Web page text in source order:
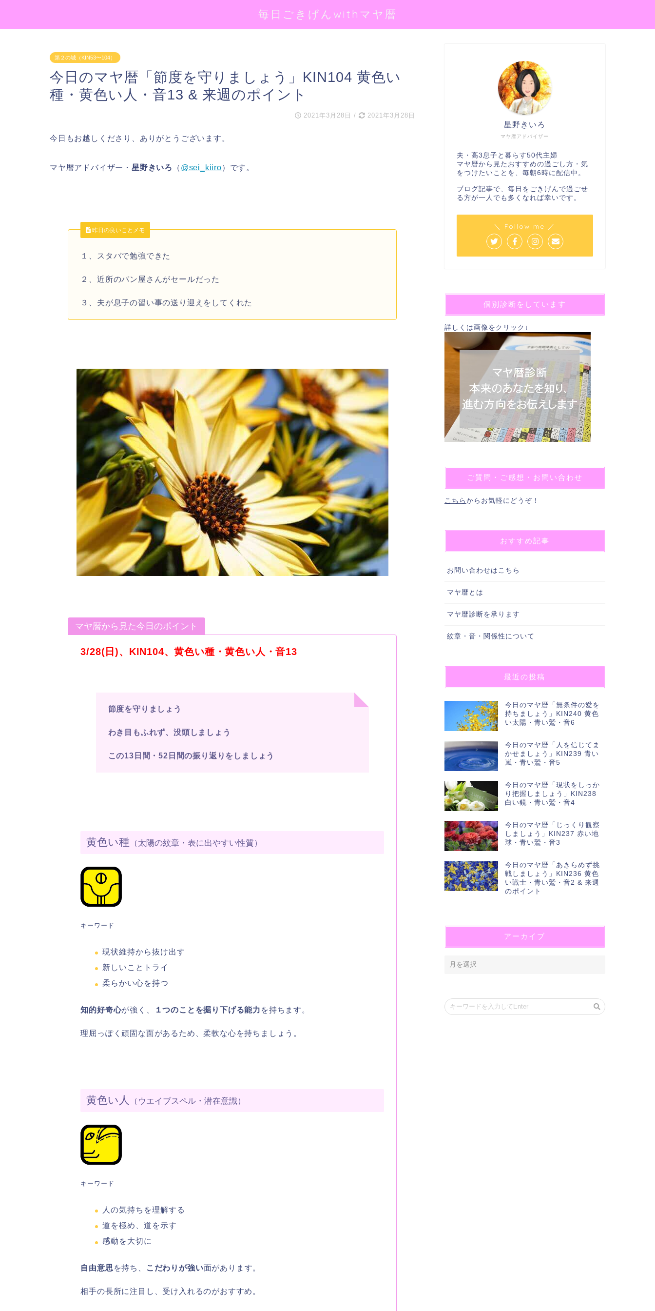
毎日ごきげんwithマヤ暦
第２の城（KIN53〜104）
今日のマヤ暦「節度を守りましょう」KIN104 黄色い
種・黄色い人・音13 & 来週のポイント
2021年3月28日 / 2021年3月28日
今日もお越しくださり、ありがとうございます。
マヤ暦アドバイザー・ 星野きいろ （ @sei_kiiro）です。
昨日の良いことメモ
１、スタバで勉強できた
２、近所のパン屋さんがセールだった
３、夫が息子の習い事の送り迎えをしてくれた
マヤ暦から見た今日のポイント
3/28(日)、KIN104、黄色い種・黄色い人・音13
節度を守りましょう
わき目もふれず、没頭しましょう
この13日間・52日間の振り返りをしましょう
黄色い種 （太陽の紋章・表に出やすい性質）
キーワード
現状維持から抜け出す
新しいことトライ
柔らかい心を持つ
知的好奇心が強く、 １つのことを掘り下げる能力 を持ちます。
理屈っぽく頑固な面があるため、柔軟な心を持ちましょう。
黄色い人 （ウエイブスペル・潜在意識）
キーワード
人の気持ちを理解する
道を極め、道を示す
感動を大切に
自由意思 を持ち、 こだわりが強い面があります。
相手の長所に注目し、受け入れるのがおすすめ。
マヤ暦アドバイザー
星野きいろ
夫・高3息子と暮らす50代主婦
マヤ暦から見たおすすめの過ごし方・気
をつけたいことを、毎朝6時に配信中。
ブログ記事で、毎日をごきげんで過ごせ
る方が一人でも多くなれば幸いです。
＼ Follow me ／
個別診断をしています
詳しくは画像をクリック↓
ご質問・ご感想・お問い合わせ
こちら からお気軽にどうぞ！
おすすめ記事
お問い合わせはこちら
マヤ暦とは
マヤ暦診断を承ります
紋章・音・関係性について
最近の投稿
今日のマヤ暦「無条件の愛を
持ちましょう」KIN240 黄色
い太陽・青い鷲・音6
今日のマヤ暦「人を信じてま
かせましょう」KIN239 青い
嵐・青い鷲・音5
今日のマヤ暦「現状をしっか
り把握しましょう」KIN238
白い鏡・青い鷲・音4
今日のマヤ暦「じっくり観察
しましょう」KIN237 赤い地
球・青い鷲・音3
今日のマヤ暦「あきらめず挑
戦しましょう」KIN236 黄色
い戦士・青い鷲・音2 & 来週
のポイント
アーカイブ